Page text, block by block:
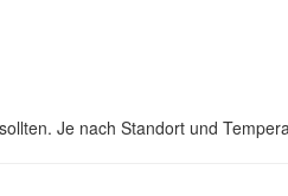
Je nach Standort und